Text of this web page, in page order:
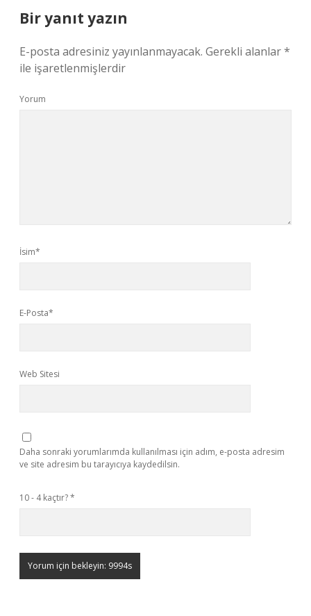
Bir yanıt yazın
E-posta adresiniz yayınlanmayacak. Gerekli alanlar*
ile işaretlenmişlerdir
Yorum
İsim*
E-Posta*
Web Sitesi
Daha sonraki yorumlarımda kullanılması için adım, e-posta adresim
ve site adresim bu tarayıcıya kaydedilsin.
10 - 4 kaçtır?*